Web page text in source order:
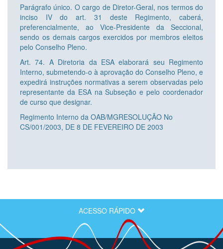
Parágrafo único. O cargo de Diretor-Geral, nos termos do
inciso IV do art. 31 deste Regimento, caberá,
preferencialmente, ao Vice-Presidente da Seccional,
sendo os demais cargos exercidos por membros eleitos
pelo Conselho Pleno.
Art. 74. A Diretoria da ESA elaborará seu Regimento
Interno, submetendo-o à aprovação do Conselho Pleno, e
expedirá instruções normativas a serem observadas pelo
representante da ESA na Subseção e pelo coordenador
de curso que designar.
Regimento Interno da OAB/MGRESOLUÇÃO No
CS/001/2003, DE 8 DE FEVEREIRO DE 2003
ACESSO RÁPIDO